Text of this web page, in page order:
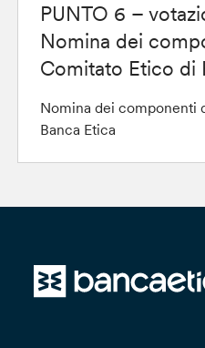
PUNTO 6 –
Nomina dei
Comitato Etico di
Nomina dei componenti
Banca Etica